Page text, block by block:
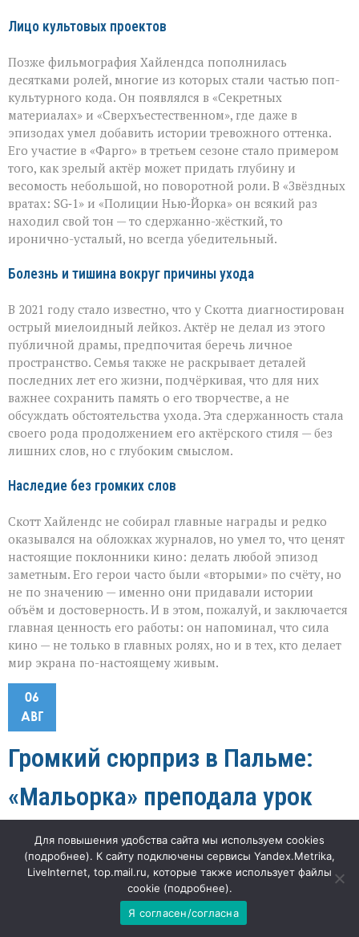
Лицо культовых проектов
Позже фильмография Хайлендса пополнилась
десятками ролей, многие из которых стали частью поп-
культурного кода. Он появлялся в «Секретных
материалах» и «Сверхъестественном», где даже в
эпизодах умел добавить истории тревожного оттенка.
Его участие в «Фарго» в третьем сезоне стало примером
того, как зрелый актёр может придать глубину и
весомость небольшой, но поворотной роли. В «Звёздных
вратах: SG‑1» и «Полиции Нью‑Йорка» он всякий раз
находил свой тон — то сдержанно-жёсткий, то
иронично-усталый, но всегда убедительный.
Болезнь и тишина вокруг причины ухода
В 2021 году стало известно, что у Скотта диагностирован
острый миелоидный лейкоз. Актёр не делал из этого
публичной драмы, предпочитая беречь личное
пространство. Семья также не раскрывает деталей
последних лет его жизни, подчёркивая, что для них
важнее сохранить память о его творчестве, а не
обсуждать обстоятельства ухода. Эта сдержанность стала
своего рода продолжением его актёрского стиля — без
лишних слов, но с глубоким смыслом.
Наследие без громких слов
Скотт Хайлендс не собирал главные награды и редко
оказывался на обложках журналов, но умел то, что ценят
настоящие поклонники кино: делать любой эпизод
заметным. Его герои часто были «вторыми» по счёту, но
не по значению — именно они придавали истории
объём и достоверность. И в этом, пожалуй, и заключается
главная ценность его работы: он напоминал, что сила
кино — не только в главных ролях, но и в тех, кто делает
мир экрана по-настоящему живым.
06
АВГ
Громкий сюрприз в Пальме:
«Мальорка» преподала урок
«ПСЖ»
"Наша газета" 68 Комментариик
Громкий
в
отключены
«Когда гранд проигрывает 0:3 в товарищеской игре, это
не просто неудачный вечер — это повод всерьёз
Для повышения удобства сайта мы используем cookies
(подробнее). К сайту подключены сервисы Yandex.Metrika,
LiveInternet, top.mail.ru, которые также использует файлы
cookie (подробнее).
Я согласен/согласна